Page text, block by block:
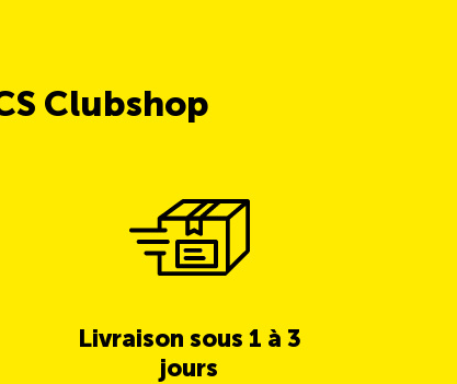
Clubshop
Livraison sous 1 à 3
jours